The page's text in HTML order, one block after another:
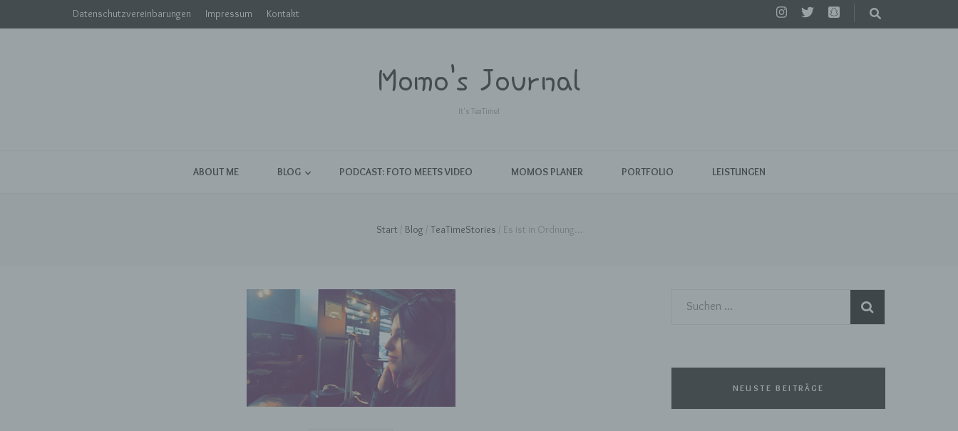
Datenschutzvereinbarungen Impressum Kontakt
Momo's Journal
It's TeaTime!
ABOUT ME BLOG PODCAST: FOTO MEETS VIDEO MOMOS PLANER PORTFOLIO LEISTUNGEN
Start / Blog / TeaTimeStories / Es ist in Ordnung…
Suchen
NEUSTE BEITRÄGE